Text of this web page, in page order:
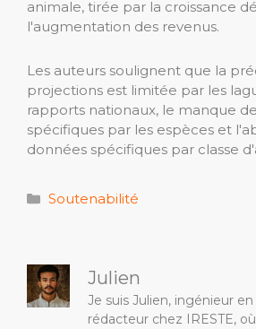
animale, tirée par la croissance
l'augmentation des revenus.
Les auteurs soulignent que la
projections est limitée par les
rapports nationaux, le manque
spécifiques par les espèces et
données spécifiques par classe
Catégories
Soutenabilité
Julien
Je suis Julien, ingénieur
rédacteur chez IRESTE,